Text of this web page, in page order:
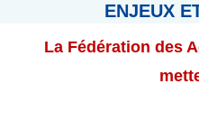
ENJEUX
La Fédération des